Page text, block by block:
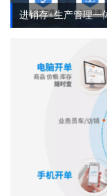
进销存+生产管理一